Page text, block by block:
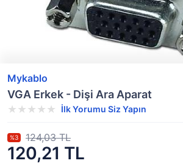
Mykablo
VGA Erkek - Dişi Ara Aparat
İlk Yorumu Siz Yapın
120,21 TL
%3 124,03 TL